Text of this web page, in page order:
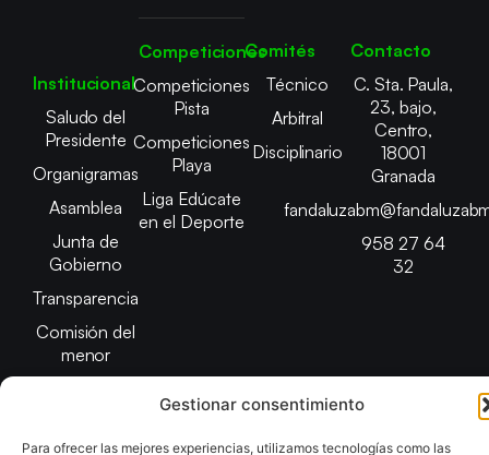
Gestionar consentimiento
Para ofrecer las mejores experiencias, utilizamos tecnologías como las
Institucional
Saludo del
Presidente
Organigramas
Asamblea
Junta de
Gobierno
Transparencia
Comisión del
menor
Competiciones
Competiciones
Pista
Competiciones
Playa
Liga Edúcate
en el Deporte
Comités
Técnico
Arbitral
Disciplinario
Contacto
C. Sta. Paula,
23, bajo,
Centro,
18001
Granada
958 27 64
32